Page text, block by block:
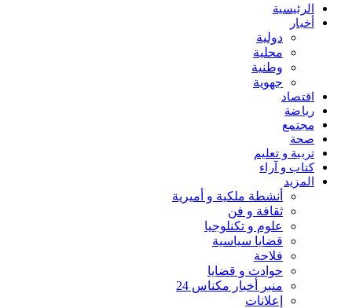
الرئيسية
أخبار
دولية
محلية
وطنية
جهوية
اقتصاد
رياضة
مجتمع
صحة
تربية و تعليم
كتاب و آراء
المزيد
أنشطة ملكية و أميرية
ثقافة و فن
علوم و تكنلوجيا
قضايا سياسية
فلاحة
حوادث و قضايا
منبر أخبار مكناس 24
إعلانات